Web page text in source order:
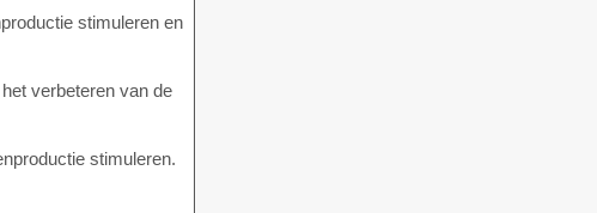
stimuleren en
verbeteren van de
stimuleren.